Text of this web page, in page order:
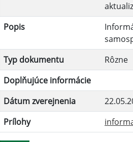
Popis
Typ dokumentu
Rôzne
Doplňujúce informácie
Dátum zverejnenia
Prílohy